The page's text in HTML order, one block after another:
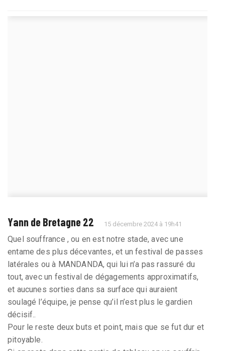
Yann de Bretagne 22 15 décembre 2024 à 19h41
Quel souffrance , ou en est notre stade, avec une
entame des plus décevantes, et un festival de passes
latérales ou à MANDANDA, qui lui n’a pas rassuré du
tout, avec un festival de dégagements approximatifs,
et aucunes sorties dans sa surface qui auraient
soulagé l’équipe, je pense qu’il n’est plus le gardien
décisif..
Pour le reste deux buts et point, mais que se fut dur et
pitoyable.